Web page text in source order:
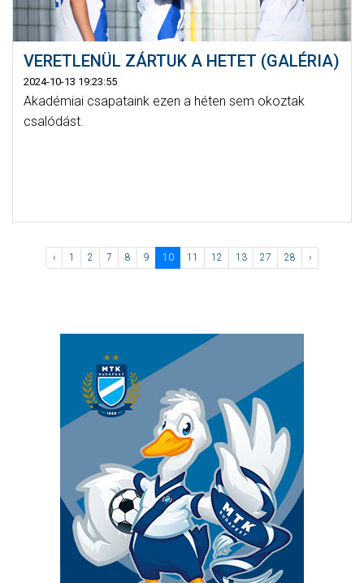
VERETLENÜL ZÁRTUK A HETET (GALÉRIA)
2024-10-13 19:23:55
Akadémiai csapataink ezen a héten sem okoztak
csalódást.
‹ 1 2 7 8 9 10 11 12 13 27 28 ›